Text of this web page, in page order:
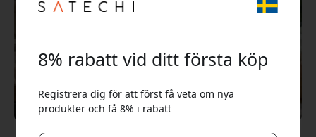
8% rabatt vid ditt första köp
Registrera dig för att först få veta om nya
produkter och få 8% i rabatt
🎉 Din rabattkod: